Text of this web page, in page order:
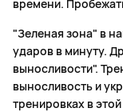
времени.
"Зеленая зона" в
ударов в минуту.
выносливости".
выносливость и
тренировках в